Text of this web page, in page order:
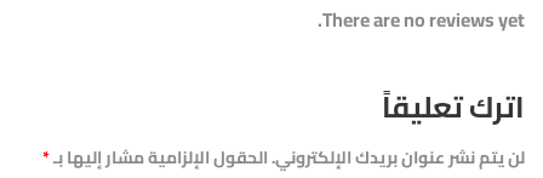
There are no reviews yet.
اترك تعليقاً
لن يتم نشر عنوان بريدك الإلكتروني.الحقول الإلزامية مشار إليها بـ*